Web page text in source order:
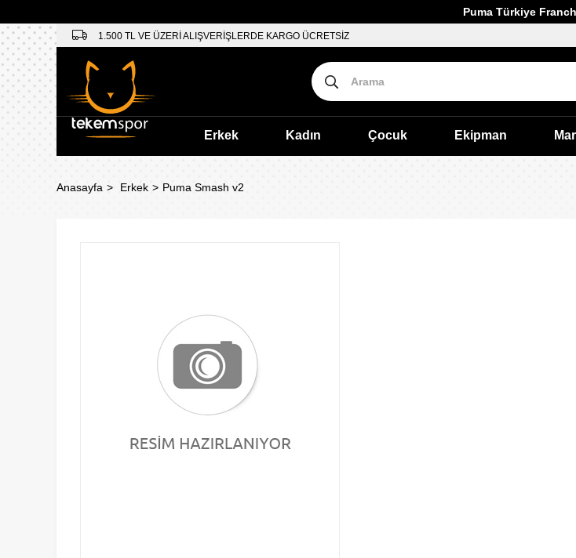
Puma Türkiye
1.500 TL VE ÜZERİ ALIŞVERİŞLERDE KARGO ÜCRETSİZ
Erkek Kadın Çocuk Ekipman
Anasayfa Erkek Puma Smash v2